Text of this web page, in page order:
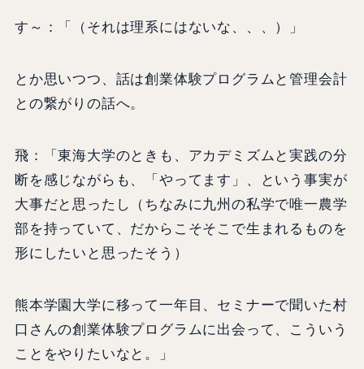
す～：「（それは理系にはないな、、、）」
とか思いつつ、話は創業体験プログラムと管理会計
との繋がりの話へ。
飛：「東海大学のときも、アカデミズムと実践の分
断を感じながらも、「やってます」、という事実が
大事だと思ったし（ちなみに九州の私学で唯一農学
部を持っていて、だからこそそこで生まれるものを
形にしたいと思ったそう）
熊本学園大学に移って一年目、セミナーで聞いた村
口さんの創業体験プログラムに出会って、こういう
ことをやりたいなと。」